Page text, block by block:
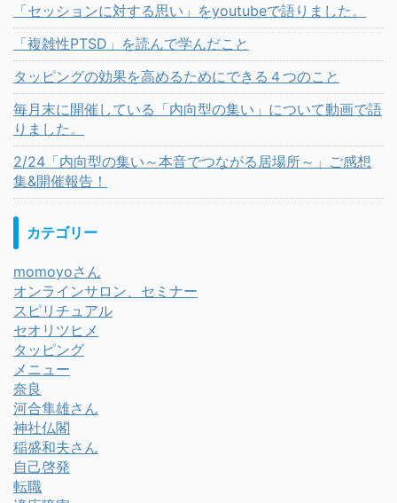
「セッションに対する思い」をyoutubeで語りました。
「複雑性PTSD」を読んで学んだこと
タッピングの効果を高めるためにできる４つのこと
毎月末に開催している「内向型の集い」について動画で語
りました。
2/24「内向型の集い～本音でつながる居場所～」ご感想
集&開催報告！
カテゴリー
momoyoさん
オンラインサロン、セミナー
スピリチュアル
セオリツヒメ
タッピング
メニュー
奈良
河合隼雄さん
神社仏閣
稲盛和夫さん
自己啓発
転職